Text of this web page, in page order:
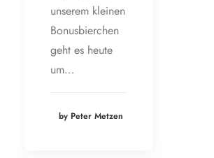
unserem kleinen
Bonusbierchen
geht es heute
um…
by Peter Metzen